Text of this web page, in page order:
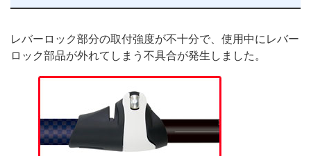
レバーロック部分の取付強度が不十分で、使用中にレバー
ロック部品が外れてしまう不具合が発生しました。